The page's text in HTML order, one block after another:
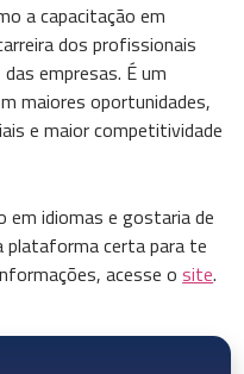
a capacitação em
dos profissionais
empresas. É um
maiores oportunidades,
e maior competitividade
em idiomas e gostaria de
plataforma certa para te
acesse osite.